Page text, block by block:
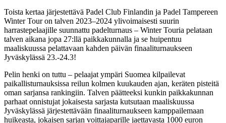
Toista kertaa järjestettävä Padel Club Finlandin ja Padel Tampereen
Winter Tour on talven 2023–2024 ylivoimaisesti suurin
harrastepelaajille suunnattu padelturnaus – Winter Touria pelataan
talven aikana jopa 27:llä paikkakunnalla ja se huipentuu
maaliskuussa pelattavaan kahden päivän finaaliturnaukseen
Jyväskylässä 23.-24.3!
Pelin henki on tuttu – pelaajat ympäri Suomea kilpailevat
paikallisturnauksissa reilun kolmen kuukauden ajan, keräten pisteitä
oman sarjansa rankingiin. Talven päätteeksi kunkin paikkakunnan
parhaat onnistujat jokaisesta sarjasta kutsutaan maaliskuussa
Jyväskylässä järjestettävään finaaliturnaukseen kamppailemaan
huikeasta, jokaisen sarjan voittajaparille jaettavasta 1000 euron